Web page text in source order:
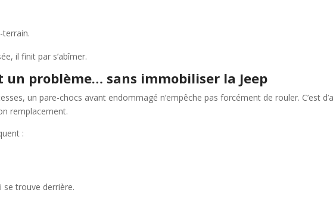
il finit par s’abîmer.
un problème… sans immobiliser la Jeep
un pare-chocs avant endommagé n’empêche pas forcément de rouler. C’est
remplacement.
:
trouve derrière.